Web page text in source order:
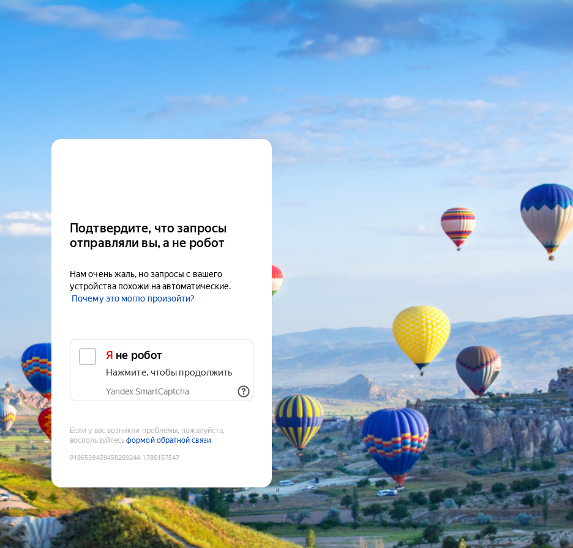
Подтвердите, что запросы
отправляли вы, а не робот
Нам очень жаль, но запросы с вашего
устройства похожи на автоматические.
Почему это могло произойти?
Я не робот
Нажмите, чтобы продолжить
Yandex SmartCaptcha
Если у вас возникли проблемы, пожалуйста,
воспользуйтесьформой обратной связи
9186539459458269244:1786157547